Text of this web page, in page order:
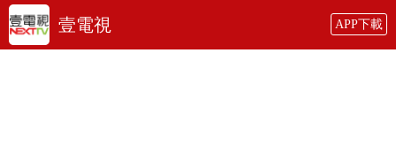
壹電視 APP下載